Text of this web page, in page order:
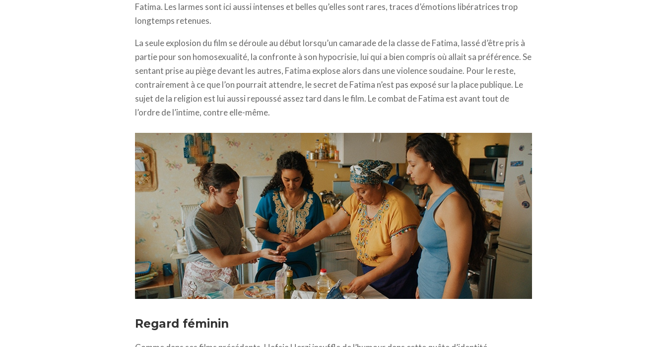
Fatima. Les larmes sont ici aussi intenses et belles qu’elles sont rares, traces d’émotions libératrices trop
longtemps retenues.
La seule explosion du film se déroule au début lorsqu’un camarade de la classe de Fatima, lassé d’être pris à
partie pour son homosexualité, la confronte à son hypocrisie, lui qui a bien compris où allait sa préférence. Se
sentant prise au piège devant les autres, Fatima explose alors dans une violence soudaine. Pour le reste,
contrairement à ce que l’on pourrait attendre, le secret de Fatima n’est pas exposé sur la place publique. Le
sujet de la religion est lui aussi repoussé assez tard dans le film. Le combat de Fatima est avant tout de
l’ordre de l’intime, contre elle-même.
Regard féminin